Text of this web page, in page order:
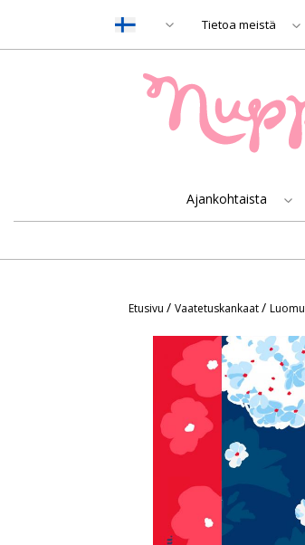
Tietoa meistä
Ajankohtaista
Etusivu / Vaatetuskankaat/